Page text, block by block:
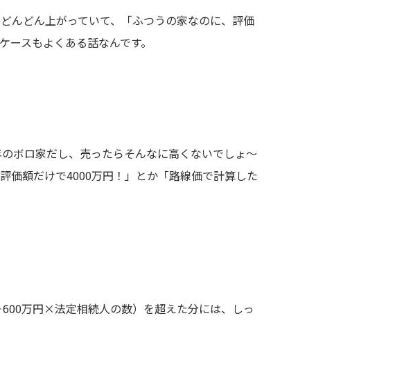
んどん上がっていて、「ふつうの家なのに、評価
スもよくある話なんです。
ボロ家だし、売ったらそんなに高くないでしょ〜
価額だけで4000万円！」とか「路線価で計算した
万円×法定相続人の数）を超えた分には、しっ